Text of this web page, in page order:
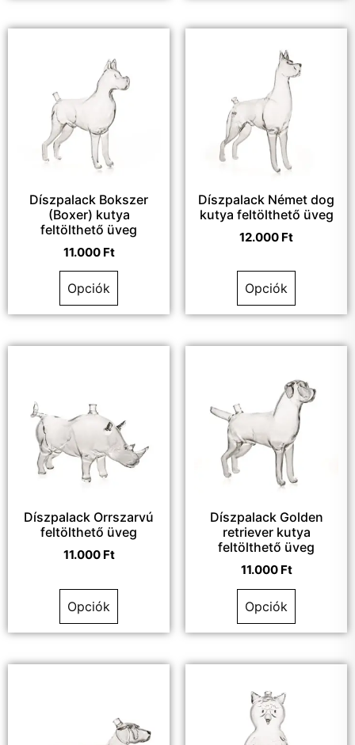
Díszpalack Bokszer
(Boxer) kutya
feltölthető üveg
11.000 Ft
Opciók
Díszpalack Német dog
kutya feltölthető üveg
12.000 Ft
Opciók
Díszpalack Orrszarvú
feltölthető üveg
11.000 Ft
Opciók
Díszpalack Golden
retriever kutya
feltölthető üveg
11.000 Ft
Opciók